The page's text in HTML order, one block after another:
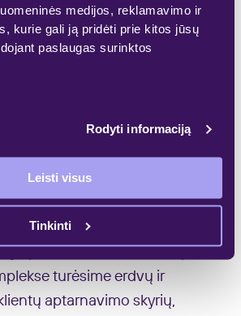
medijos, reklamavimo ir
kurie gali ją pridėti prie kitos jūsų
paslaugas surinktos
Rodyti informaciją
Leisti visus
Tinkinti
prekes, kad galėtų
čia ir dabar.
todėl siekiame, kad tai taptų
standartu visuose
Klaipėdoje naujų patalpų
metų ir neradome
mūsų poreikius, kol nebuvo
pirmasis „Stock-O“ etapas.
turėsime erdvų ir
aptarnavimo skyrių,